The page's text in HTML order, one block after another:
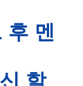
후 멘
할